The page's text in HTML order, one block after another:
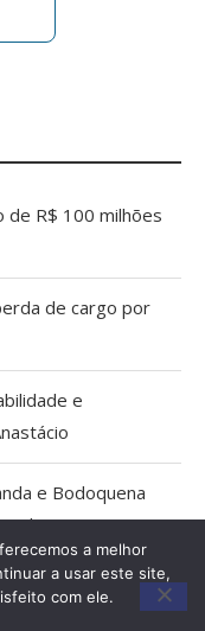
de R$ 100 milhões
de cargo por
e
e Bodoquena
do ICMBio
a melhor
a usar este site,
com ele.